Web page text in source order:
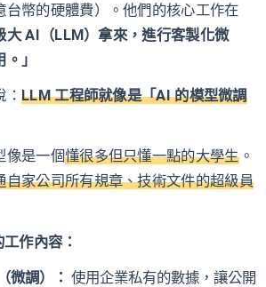
台幣的硬體費）。他們的核心工作在
大 AI（LLM）拿來，進行客製化微
」
LLM 工程師就像是「AI 的模型微調
像是一個懂很多但只懂一點的大學生。
自家公司所有規章、技術文件的超級員
作內容：
微調）： 使用企業私有的數據，讓公開